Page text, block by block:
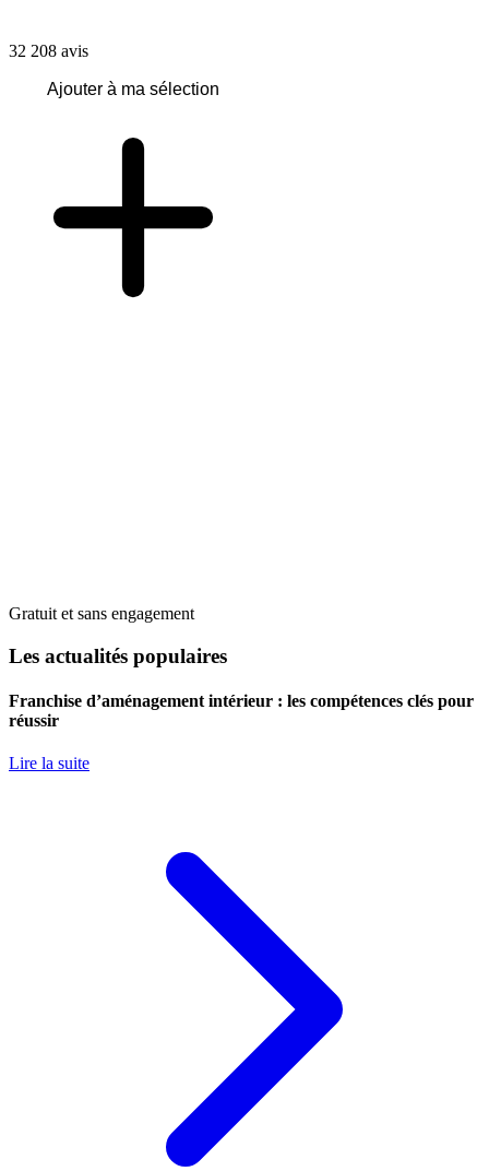
32 208 avis
Ajouter à ma sélection
Gratuit et sans engagement
Les actualités populaires
Franchise d’aménagement intérieur : les compétences clés pour
réussir
Lire la suite